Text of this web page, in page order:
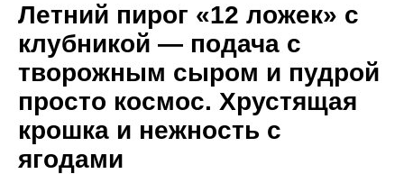
Летний пирог «12 ложек» с
клубникой — подача с
творожным сыром и пудрой
просто космос. Хрустящая
крошка и нежность с
ягодами